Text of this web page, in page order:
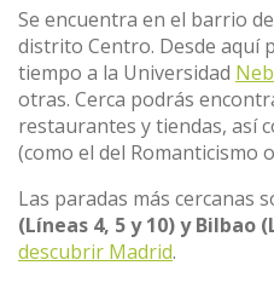
Se encuentra en el barrio de
distrito Centro. Desde aquí
tiempo a la Universidad
otras. Cerca podrás
restaurantes y tiendas, así
(como el del Romanticismo
Las paradas más cercanas
(Líneas 4, 5 y 10) y Bilbao
descubrir Madrid.